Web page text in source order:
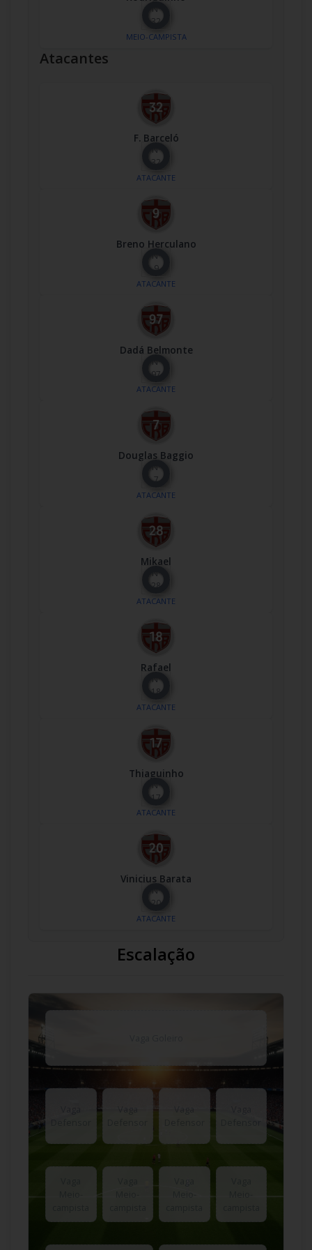
Nº
32
MEIO-CAMPISTA
Atacantes
F. Barceló
Nº
32
ATACANTE
Breno Herculano
Nº
9
ATACANTE
Dadá Belmonte
Nº
97
ATACANTE
Douglas Baggio
Nº
7
ATACANTE
Mikael
Nº
28
ATACANTE
Rafael
Nº
18
ATACANTE
Thiaguinho
Nº
17
ATACANTE
Vinicius Barata
Nº
20
ATACANTE
Escalação